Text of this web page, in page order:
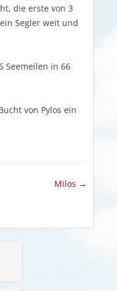
die erste von 3
Segler weit und
Seemeilen in 66
von Pylos ein
Milos →